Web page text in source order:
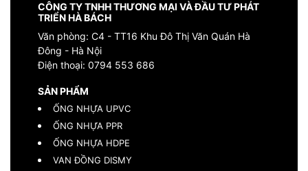
CÔNG TY TNHH THƯƠNG MẠI VÀ ĐẦU TƯ PHÁT
TRIỂN HÀ BÁCH
Văn phòng: C4 - TT16 Khu Đô Thị Văn Quán Hà
Đông - Hà Nội
Điện thoại: 0794 553 686
SẢN PHẨM
ỐNG NHỰA UPVC
ỐNG NHỰA PPR
ỐNG NHỰA HDPE
VAN ĐỒNG DISMY